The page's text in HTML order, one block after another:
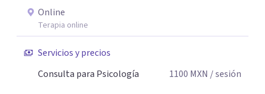
Online
Terapia online
Servicios y precios
Consulta para Psicología
1100 MXN / sesión